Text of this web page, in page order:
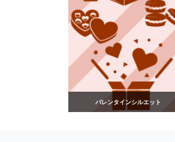
バレンタインシルエット